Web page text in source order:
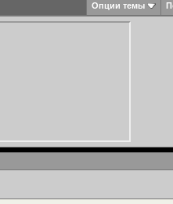
Опции темы